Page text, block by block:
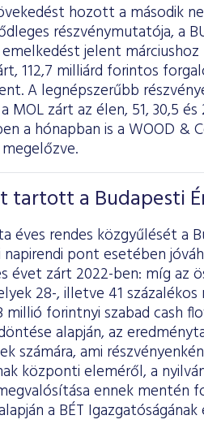
hozott a második
részvénymutatója, a
jelent
112,7 milliárd forintos
A legnépszerűbb
MOL zárt az élen, 51, 30,5
a hónapban is a WOOD &
megelőzve.
tartott a Budapesti
éves rendes közgyűlését a
pont esetében
évet zárt 2022-ben: míg az
28-, illetve 41
millió forintnyi szabad cash
alapján, az
számára, ami
központi eleméről, a
ennek mentén
a BÉT